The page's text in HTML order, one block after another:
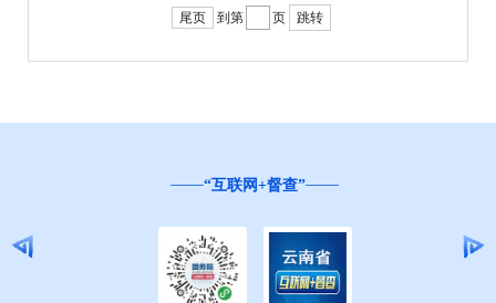
尾页 到第 页 跳转
“互联网+督查”